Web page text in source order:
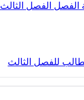
الفصل الفصل الثالث
للفصل الثالث